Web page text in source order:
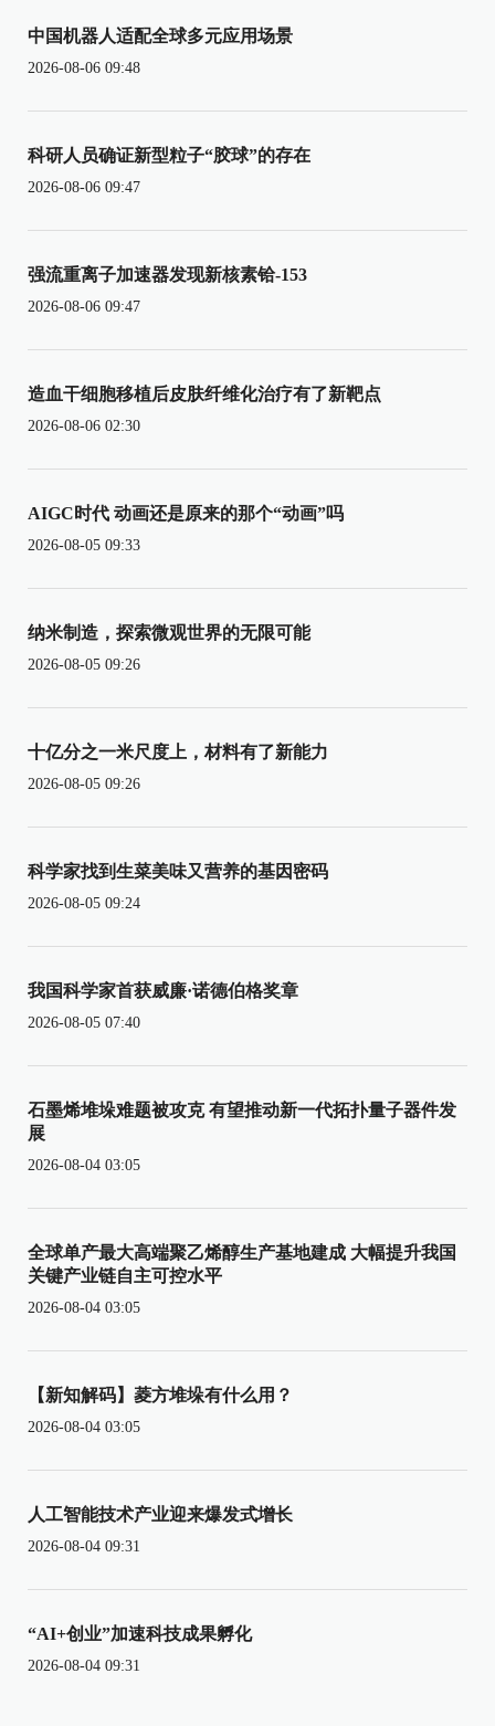
中国机器人适配全球多元应用场景
2026-08-06 09:48
科研人员确证新型粒子“胶球”的存在
2026-08-06 09:47
强流重离子加速器发现新核素铪-153
2026-08-06 09:47
造血干细胞移植后皮肤纤维化治疗有了新靶点
2026-08-06 02:30
AIGC时代 动画还是原来的那个“动画”吗
2026-08-05 09:33
纳米制造，探索微观世界的无限可能
2026-08-05 09:26
十亿分之一米尺度上，材料有了新能力
2026-08-05 09:26
科学家找到生菜美味又营养的基因密码
2026-08-05 09:24
我国科学家首获威廉·诺德伯格奖章
2026-08-05 07:40
石墨烯堆垛难题被攻克 有望推动新一代拓扑量子器件发
展
2026-08-04 03:05
全球单产最大高端聚乙烯醇生产基地建成 大幅提升我国
关键产业链自主可控水平
2026-08-04 03:05
【新知解码】菱方堆垛有什么用？
2026-08-04 03:05
人工智能技术产业迎来爆发式增长
2026-08-04 09:31
“AI+创业”加速科技成果孵化
2026-08-04 09:31